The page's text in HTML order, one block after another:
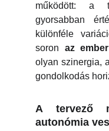
működött: a
gyorsabban
különféle
soron az
olyan szinergia,
gondolkodás
A tervező
autonómia